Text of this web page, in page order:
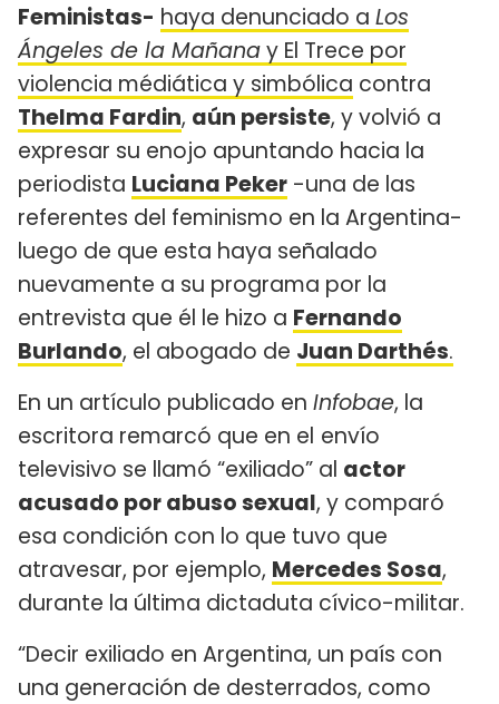
Feministas- haya denunciado a Los
Ángeles de la Mañanay El Trece por
violencia médiática y simbólica contra
Thelma Fardin, aún persiste, y volvió a
expresar su enojo apuntando hacia la
periodista Luciana Peker -una de las
referentes del feminismo en la Argentina-
luego de que esta haya señalado
nuevamente a su programa por la
entrevista que él le hizo a Fernando
Burlando, el abogado de Juan Darthés.
En un artículo publicado en Infobae, la
escritora remarcó que en el envío
televisivo se llamó “exiliado” al actor
acusado por abuso sexual, y comparó
esa condición con lo que tuvo que
atravesar, por ejemplo, Mercedes Sosa,
durante la última dictaduta cívico-militar.
“Decir exiliado en Argentina, un país con
una generación de desterrados, como